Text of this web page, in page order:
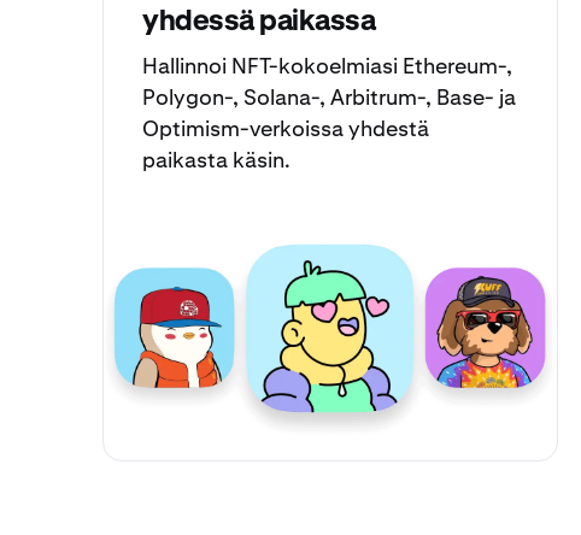
yhdessä paikassa
Hallinnoi NFT-kokoelmiasi Ethereum-,
Polygon-, Solana-, Arbitrum-, Base- ja
Optimism-verkoissa yhdestä
paikasta käsin.